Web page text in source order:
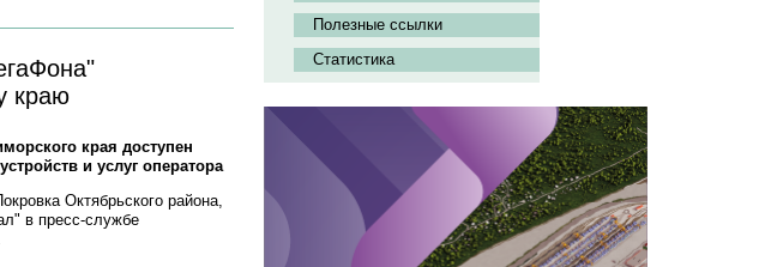
краю
края доступен
и услуг оператора
Октябрьского района,
в пресс-службе
Полезные ссылки
Статистика